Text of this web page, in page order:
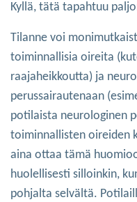
Kyllä, tätä tapahtuu
Tilanne voi
toiminnallisia oireita
raajaheikkoutta) ja
perussairautenaan
potilaista neurologinen
toiminnallisten oireiden
aina ottaa tämä
huolellisesti silloinkin,
pohjalta selvältä.